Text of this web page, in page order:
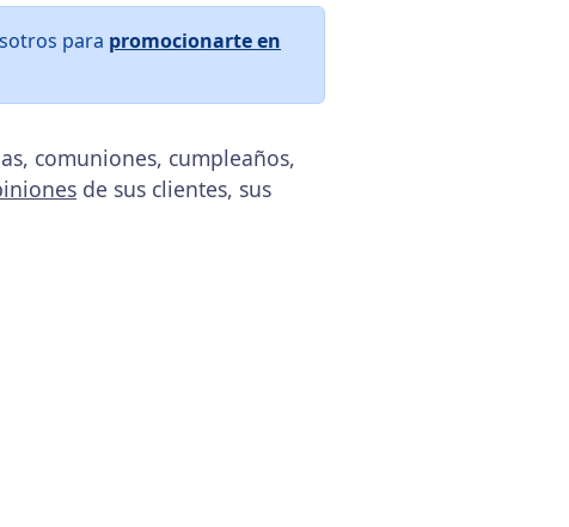
para promocionarte en
comuniones, cumpleaños,
de sus clientes, sus